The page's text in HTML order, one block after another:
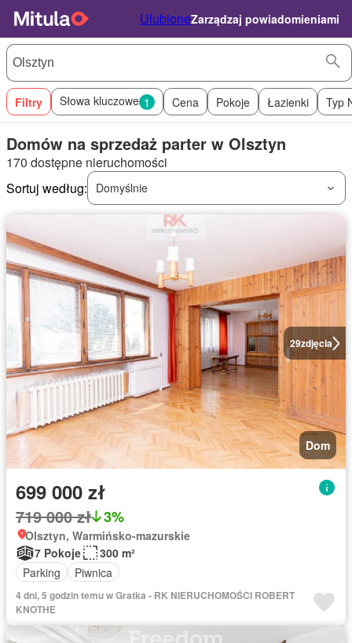
UlubioneZarządzaj powiadomieniami
Filtry Słowa kluczowe 1 Cena Pokoje Łazienki Typ
Domów na sprzedaż parter w Olsztyn
170 dostępne nieruchomości
Sortuj według:
Domyślnie
29zdjęcia
Dom
699 000 zł
719 000 zł 3%
Olsztyn, Warmińsko-mazurskie
7 Pokoje
300 m²
Parking
Piwnica
4 dni, 5 godzin temu w Gratka - RK NIERUCHOMOŚCI ROBERT
KNOTHE